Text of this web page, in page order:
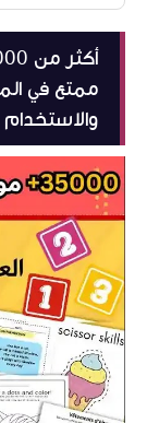
ممتع في
والاستخدام